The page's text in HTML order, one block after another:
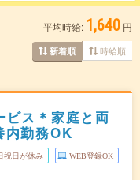
平均時給: 1,640 円
新着順 時給順
ビス＊家庭と両
内勤務OK
祝日が休み WEB登録OK